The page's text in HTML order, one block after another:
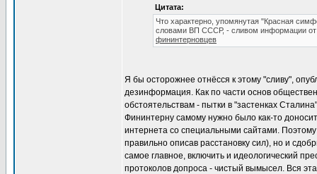
Цитата:
Что характерно, упомянутая "Красная
словами ВП СССР, - сливом информации
фининтерновцев
Я бы осторожнее отнёсся к этому "сливу",
дезинформация. Как по части основ
обстоятельствам - пытки в "застенках
Фининтерну самому нужно было как-то
интернета со специальными сайтами.
правильно описав расстановку сил), но и
самое главное, включить и идеологический
протоколов допроса - чистый вымысел. Вся